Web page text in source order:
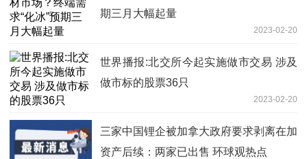
期三月大幅起量
2023-02-20
世界播报:北交所今起实施做市交易 涉及
做市标的股票36只
2023-02-20
三家中国锂企被加拿大政府要求剥离在加
资产后续：两家已出售 环球观热点